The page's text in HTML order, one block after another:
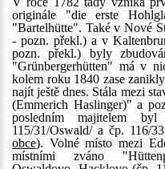
originále "die erste
"Bartelhütte". Také v Nové
- pozn. překl.) a v
pozn. překl.) byly
"Grünbergerhütten" má v
kolem roku 1840 zase
najít ještě dnes. Stála mezi
(Emmerich Haslinger)" a
posledním majitelem
115/31/Oswald/ a čp. 116/
obce). Volné místo mezi
místními zváno